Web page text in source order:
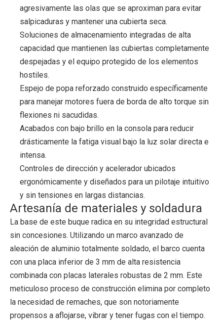
agresivamente las olas que se aproximan para evitar
salpicaduras y mantener una cubierta seca.
Soluciones de almacenamiento integradas de alta
capacidad que mantienen las cubiertas completamente
despejadas y el equipo protegido de los elementos
hostiles.
Espejo de popa reforzado construido específicamente
para manejar motores fuera de borda de alto torque sin
flexiones ni sacudidas.
Acabados con bajo brillo en la consola para reducir
drásticamente la fatiga visual bajo la luz solar directa e
intensa.
Controles de dirección y acelerador ubicados
ergonómicamente y diseñados para un pilotaje intuitivo
y sin tensiones en largas distancias.
Artesanía de materiales y soldadura
La base de este buque radica en su integridad estructural
sin concesiones. Utilizando un marco avanzado de
aleación de aluminio totalmente soldado, el barco cuenta
con una placa inferior de 3 mm de alta resistencia
combinada con placas laterales robustas de 2 mm. Este
meticuloso proceso de construcción elimina por completo
la necesidad de remaches, que son notoriamente
propensos a aflojarse, vibrar y tener fugas con el tiempo.